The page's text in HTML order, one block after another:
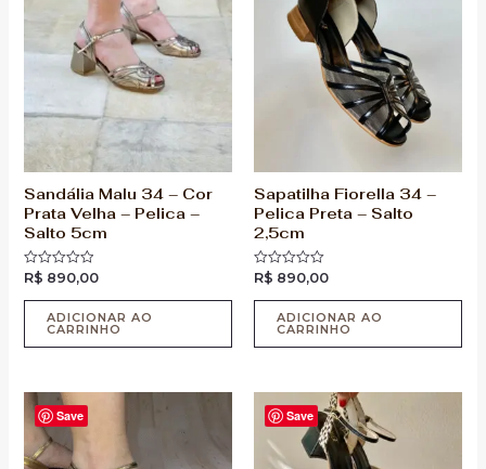
Sandália Malu 34 – Cor
Prata Velha – Pelica –
Salto 5cm
Avaliação
de
R$ 890,00
ADICIONAR AO
CARRINHO
Sapatilha Fiorella 34 –
Pelica Preta – Salto
2,5cm
Avaliação
de
R$ 890,00
ADICIONAR AO
CARRINHO
Save Save